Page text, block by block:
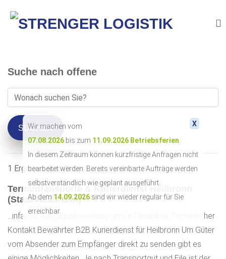
Wir machen vom
07.08.2026bis zum 11.09.2026 Betriebsferien
In diesem Zeitraum können kurzfristige Anfragen nicht
bearbeitet werden. Bereits vereinbarte Aufträge werden
selbstverständlich wie geplant ausgeführt.
Ab dem 14.09.2026sind wir wieder regulär für Sie
erreichbar.
X
Suche nach offene
SUCHEN
1 Ergebnis füroffene:
Termintransporte & Kurierdienst Heilbronn
(Stadt Heilbronn)
...infache Auftragsabwicklung große Flexibilität Persönlicher
Kontakt Bewährter B2B Kurierdienst für Heilbronn Um Güter
vom Absender zum Empfänger direkt zu senden gibt es